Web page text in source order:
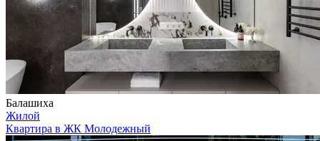
Балашиха
Жилой
Квартира в ЖК Молодежный